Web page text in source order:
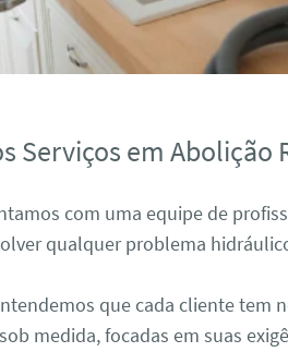
Serviços em Abolição
com uma equipe de
qualquer problema
que cada cliente tem
medida, focadas em suas